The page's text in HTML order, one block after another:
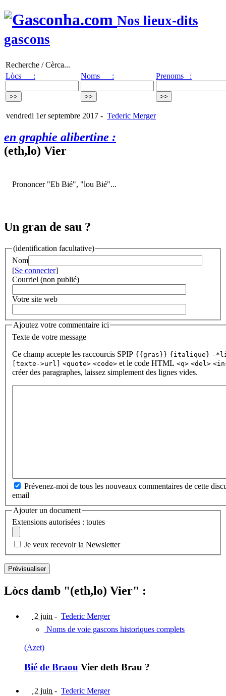
Nos lieux-dits
gascons
Recherche / Cèrca...
Lòcs :
Noms : Prenoms :
vendredi 1er septembre 2017 - Tederic Merger
en graphie alibertine :
(eth,lo) Vier
Prononcer "Eb Bié", "lou Bié"...
Un gran de sau ?
(identification facultative)
Nom
[Se connecter]
Courriel (non publié)
Votre site web
Ajoutez votre commentaire ici
Texte de votre message
Ce champ accepte les raccourcis SPIP {{gras}} {italique} -
[texte->url] <quote> <code> et le code HTML <q> <del>
créer des paragraphes, laissez simplement des lignes vides.
Prévenez-moi de tous les nouveaux commentaires de cette
email
Ajouter un document
Extensions autorisées : toutes
Je veux recevoir la Newsletter
Lòcs damb "(eth,lo) Vier" :
2 juin - Tederic Merger
Noms de voie gascons historiques complets
(Azet)
Bié de Braou Vier deth Brau ?
2 juin - Tederic Merger